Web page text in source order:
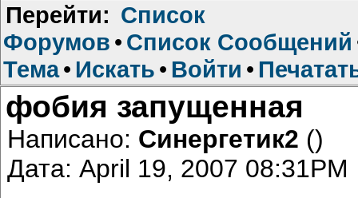
Перейти: Список
Форумов • Список Сообщений
Тема• Искать • Войти •
фобия запущенная
Написано: Синергетик2 ()
Дата: April 19, 2007 08:31PM